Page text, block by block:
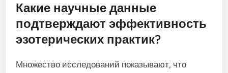
Какие научные данные
подтверждают эффективность
эзотерических практик?
Множество исследований показывают, что